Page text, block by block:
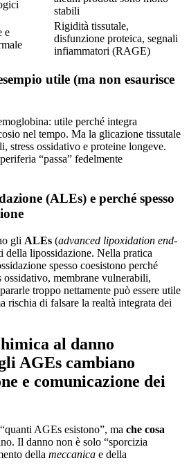
stabili
e
Rigidità tissutale,
disfunzione proteica, segnali
infiammatori (RAGE)
utile (ma non esaurisce
utile perché integra
nel tempo. Ma la glicazione tissutale
stress ossidativo e proteine longeve.
“passa” fedelmente
(ALEs) e perché spesso
gli ALEs (advanced lipoxidation end-
della lipossidazione. Nella pratica
spesso coesistono perché
ossidativo, membrane vulnerabili,
troppo nettamente può essere utile
rischia di falsare la realtà integrata dei
al danno
AGEs cambiano
e comunicazione dei
AGEs esistono”, ma che cosa
Il danno non è solo “sporcizia
della meccanica e della